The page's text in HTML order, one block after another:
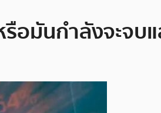
อมันกำลังจะจบ